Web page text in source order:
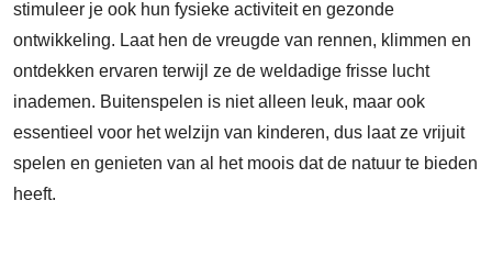
stimuleer je ook hun fysieke activiteit en gezonde
ontwikkeling. Laat hen de vreugde van rennen, klimmen en
ontdekken ervaren terwijl ze de weldadige frisse lucht
inademen. Buitenspelen is niet alleen leuk, maar ook
essentieel voor het welzijn van kinderen, dus laat ze vrijuit
spelen en genieten van al het moois dat de natuur te bieden
heeft.